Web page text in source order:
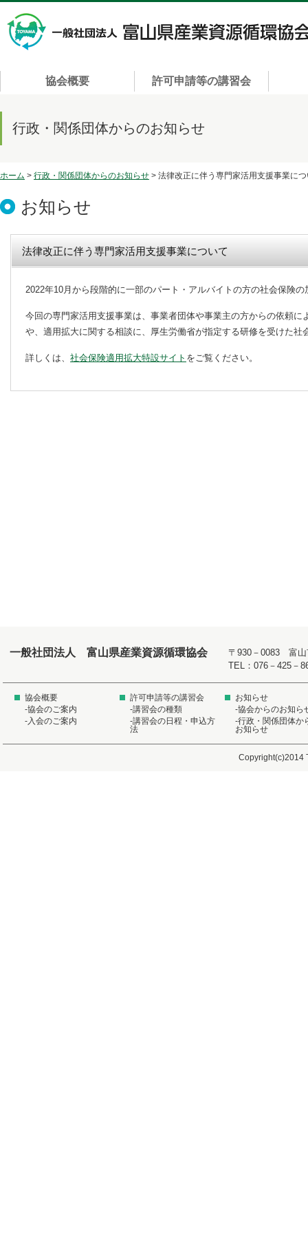
協会概要 許可申請等の講習会
行政・関係団体からのお知らせ
ホーム > 行政・関係団体からのお知らせ > 法律改正に伴う専門家活用支援事業に
お知らせ
法律改正に伴う専門家活用支援事業について
2022年10月から段階的に一部のパート・アルバイトの方の社会保険
今回の専門家活用支援事業は、事業者団体や事業主の方からの依頼に
や、適用拡大に関する相談に、厚生労働省が指定する研修を受けた社
詳しくは、 社会保険適用拡大特設サイト をご覧ください。
一般社団法人 富山県産業資源循環協会
〒930－0083 富山
TEL：076－425
協会概要
-協会のご案内
-入会のご案内
許可申請等の講習会
-講習会の種類
-講習会の日程・申込方
法
お知らせ
-協会からのお知ら
-行政・関係団体か
お知らせ
Copyright(c)2014